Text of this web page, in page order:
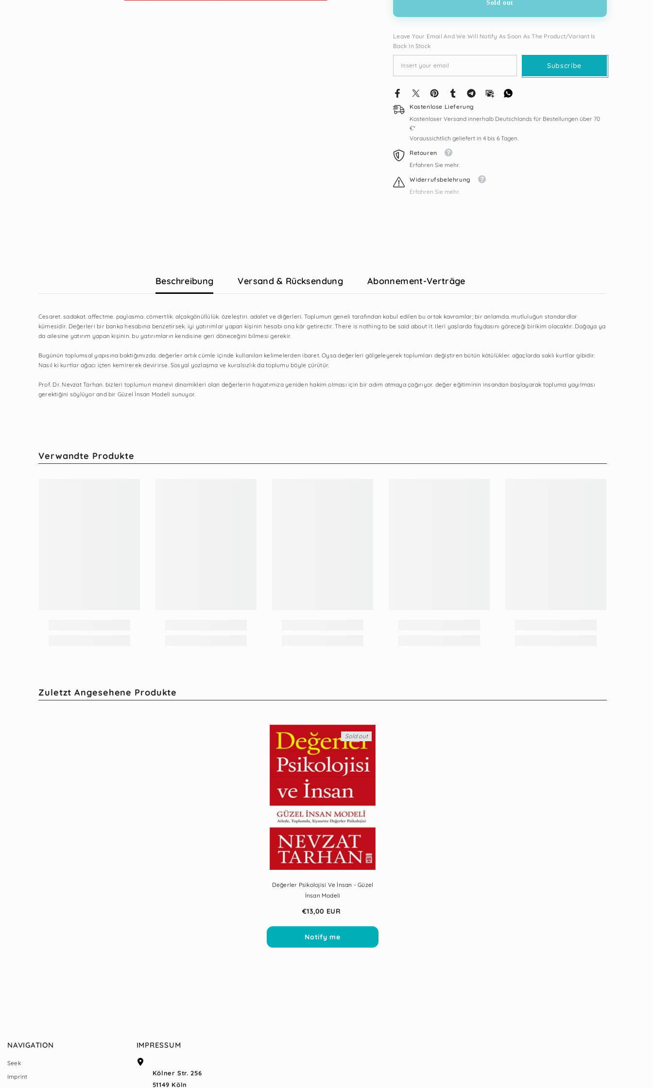
Sold out
Leave Your Email And We Will Notify As Soon As The Product/variant Is
Back In Stock
Subscribe
Kostenlose Lieferung
Kostenloser Versand innerhalb Deutschlands für Bestellungen über 70
€*
Voraussichtlich geliefert in 4 bis 6 Tagen.
Retouren
Erfahren Sie mehr.
Widerrufsbelehrung
Erfahren Sie mehr.
Beschreibung Versand & Rücksendung Abonnement-Verträge
Cesaret. sadakat. affectme. paylasma. cömertlik. alçakgönüllülük. özeleştiri. adalet ve diğerleri. Toplumun geneli tarafından kabul edilen bu ortak kavramlar; bir anlamda. mutluluğun standardlar
kümesidir. Değerleri bir banka hesabına benzetirsek. iyi yatırımlar yapan kişinin hesabı ona kâr getirectir. There is nothing to be said about it. Ileri yaşlarda faydasını göreceği birikim olacaktır. Doğaya ya
da ailesine yatırım yapan kişinin. bu yatırımların kendisine geri döneceğini bilmesi gerekir.
Bugünün toplumsal yapısına baktiğımızda. değerler artık cümle içinde kullanılan kelimelerden ibaret. Oysa değerleri gölgeleyerek toplumları değiştiren bütün kötülükler. ağaçlarda saklı kurtlar gibidir.
Nasıl ki kurtlar ağacı içten kemirerek devirirse. Sosyal yozlaşma ve kuralsızlık da toplumu böyle çürütür.
Prof. Dr. Nevzat Tarhan. bizleri toplumun manevi dinamikleri olan değerlerin hayatımıza yeniden hakim olması için bir adım atmaya çağırıyor. değer eğitiminin insandan başlayarak topluma yayılması
gerektiğini söylüyor and bir Güzel İnsan Modeli sunuyor.
Verwandte Produkte
Zuletzt Angesehene Produkte
Sold out
Değerler Psikolojisi Ve İnsan - Güzel
İnsan Modeli
€13,00 EUR
Notify me
NAVIGATION
Seek
Imprint
IMPRESSUM
Kölner Str. 256
51149 Köln